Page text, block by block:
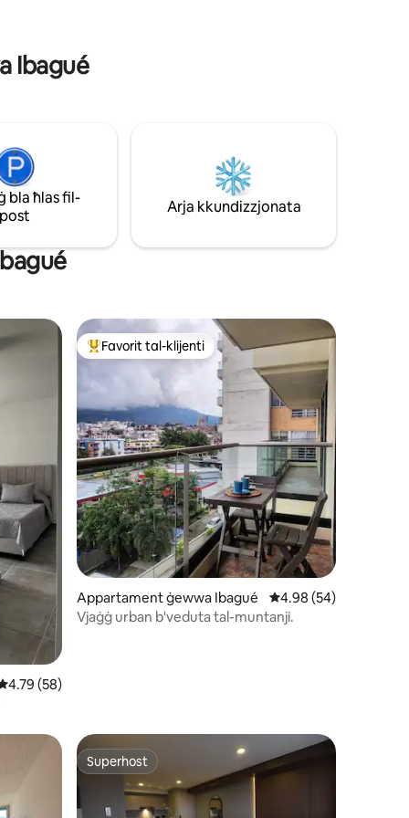
Ibagué
bla ħlas fil-
post
Arja kkundizzjonata
ta' reviews: 20
medju ta' 4.79 minn 5, skont dan-numru ta' reviews: 58
4.79 (58)
Wieħed mill-aqwa favoriti tal-klijenti
Favorit tal-klijenti
Appartament ġewwa Ibagué Rating medju ta' 4.98
4.98 (54)
Vjaġġ urban b'veduta tal-muntanji.
Superhost
Superhost